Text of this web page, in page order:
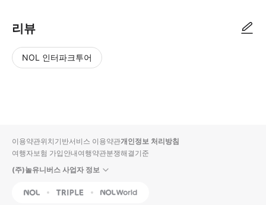
리뷰
NOL 인터파크투어
입니
다.
순
상
이용약관위치기반서비스 이용약관개인정보 처리방침
여행자보험 가입안내여행약관분쟁해결기준
(주)놀유니버스 사업자 정보
NOL Triple Interpark Global